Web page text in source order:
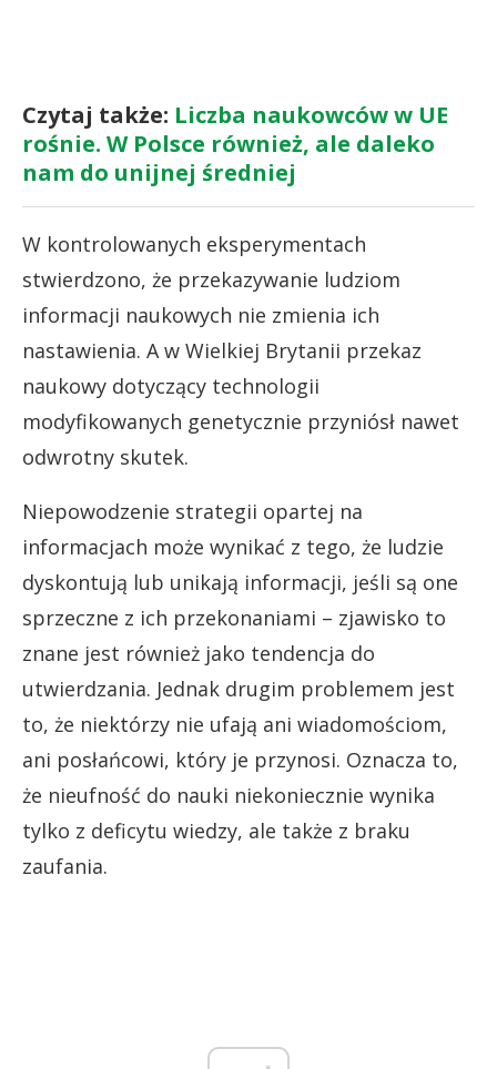
Czytaj także: Liczba naukowców w UE
rośnie. W Polsce również, ale daleko
nam do unijnej średniej
W kontrolowanych eksperymentach
stwierdzono, że przekazywanie ludziom
informacji naukowych nie zmienia ich
nastawienia. A w Wielkiej Brytanii przekaz
naukowy dotyczący technologii
modyfikowanych genetycznie przyniósł nawet
odwrotny skutek.
Niepowodzenie strategii opartej na
informacjach może wynikać z tego, że ludzie
dyskontują lub unikają informacji, jeśli są one
sprzeczne z ich przekonaniami – zjawisko to
znane jest również jako tendencja do
utwierdzania. Jednak drugim problemem jest
to, że niektórzy nie ufają ani wiadomościom,
ani posłańcowi, który je przynosi. Oznacza to,
że nieufność do nauki niekoniecznie wynika
tylko z deficytu wiedzy, ale także z braku
zaufania.